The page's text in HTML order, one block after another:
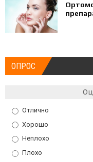
ОПРОС
Отлично
Хорошо
Неплохо
Плохо